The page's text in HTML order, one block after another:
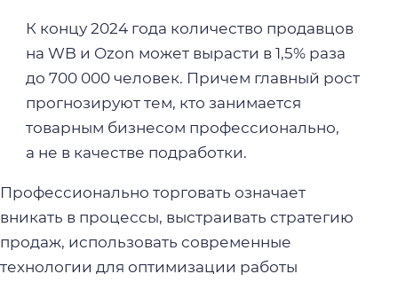
К концу 2024 года количество продавцов
на WB и Ozon может вырасти в 1,5% раза
до 700 000 человек. Причем главный рост
прогнозируют тем, кто занимается
товарным бизнесом профессионально,
а не в качестве подработки.
Профессионально торговать означает
вникать в процессы, выстраивать стратегию
продаж, использовать современные
технологии для оптимизации работы